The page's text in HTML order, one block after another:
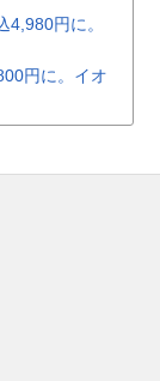
円に。
円に。イオ